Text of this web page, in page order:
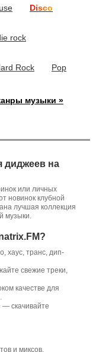
Disco
rock
Rock Pop
музыки »
диджеев на
или личных
новинок клубной
лучшая коллекция
музыки.
хаус, транс, дип-
свежие треки,
качестве для
— скачивайте
и миксов.